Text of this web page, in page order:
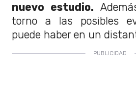
nuevo estudio.
torno a las posibles
puede haber en un